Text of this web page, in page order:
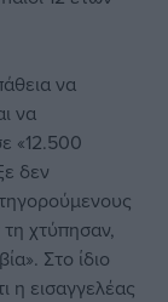
να
να
«12.500
δεν
χτύπησαν,
Στο ίδιο
η εισαγγελέας